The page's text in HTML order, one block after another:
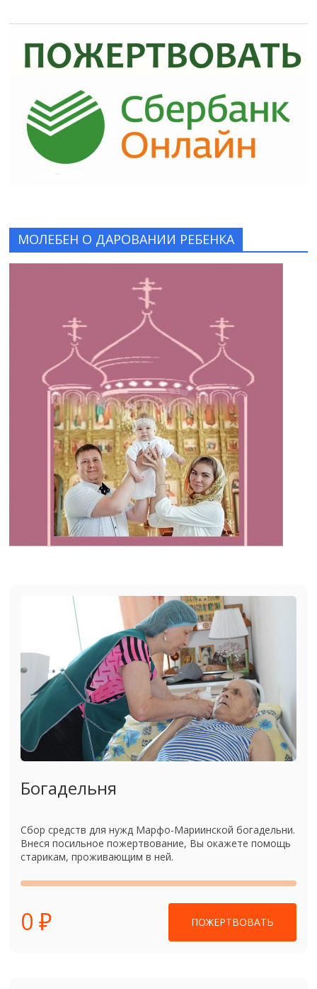
МОЛЕБЕН О ДАРОВАНИИ РЕБЕНКА
Богадельня
Сбор средств для нужд Марфо-Мариинской богадельни.
Внеся посильное пожертвование, Вы окажете помощь
старикам, проживающим в ней.
0 ₽ ПОЖЕРТВОВАТЬ